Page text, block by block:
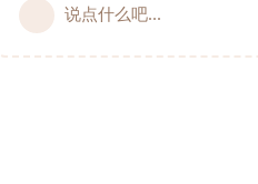
说点什么吧...